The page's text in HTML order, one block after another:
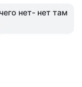
нет- нет там